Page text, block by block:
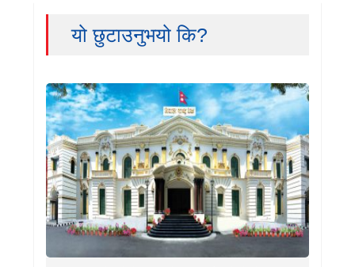
यो छुटाउनुभयो कि?